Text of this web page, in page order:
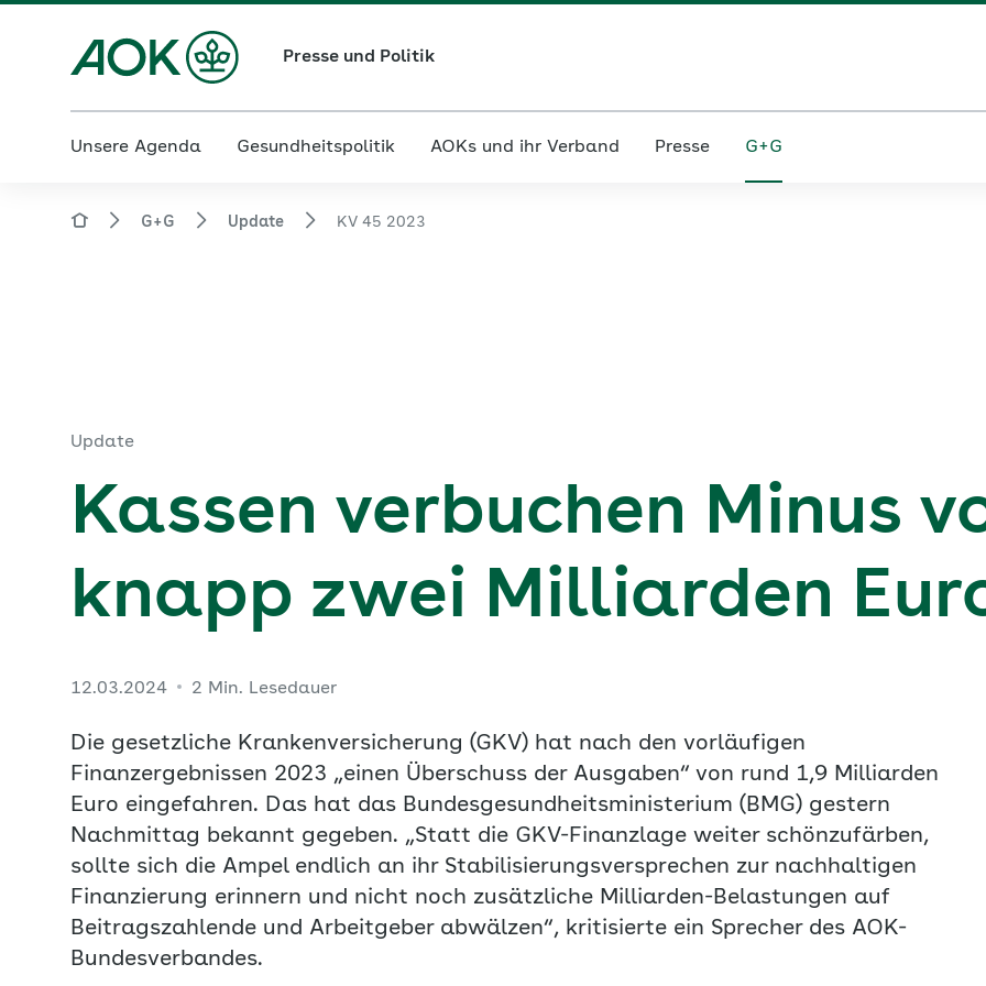
Presse und Politik
Unsere Agenda Gesundheitspolitik AOKs und ihr Verband Presse G+G
G+G Update KV 45 2023
Update
Kassen verbuchen Minus
knapp zwei Milliarden
12.03.2024 2 Min. Lesedauer
Die gesetzliche Krankenversicherung (GKV) hat nach den vorläufigen
Finanzergebnissen 2023 „einen Überschuss der Ausgaben“ von rund 1,9 Milliarden
Euro eingefahren. Das hat das Bundesgesundheitsministerium (BMG) gestern
Nachmittag bekannt gegeben. „Statt die GKV-Finanzlage weiter schönzufärben,
sollte sich die Ampel endlich an ihr Stabilisierungsversprechen zur nachhaltigen
Finanzierung erinnern und nicht noch zusätzliche Milliarden-Belastungen auf
Beitragszahlende und Arbeitgeber abwälzen“, kritisierte ein Sprecher des AOK-
Bundesverbandes.